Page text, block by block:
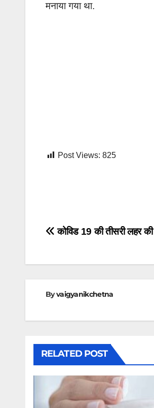
मनाया गया था.
Post Views: 825
Post
कोविड 19 की तीसरी लहर
Byvaigyanikchetna
RELATED POST